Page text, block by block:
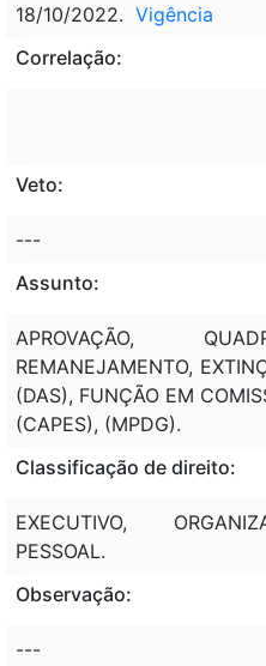
18/10/2022. Vigência
Correlação:
Veto:
---
Assunto:
APROVAÇÃO,
REMANEJAMENTO,
(DAS), FUNÇÃO EM
(CAPES), (MPDG).
Classificação de direito:
EXECUTIVO,
PESSOAL.
Observação:
---